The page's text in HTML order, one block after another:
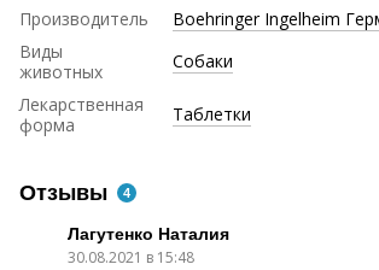
Производитель
Boehringer Ingelheim
Виды
животных
Собаки
Лекарственная
форма
Таблетки
Отзывы 4
Лагутенко Наталия
30.08.2021 в 15:48